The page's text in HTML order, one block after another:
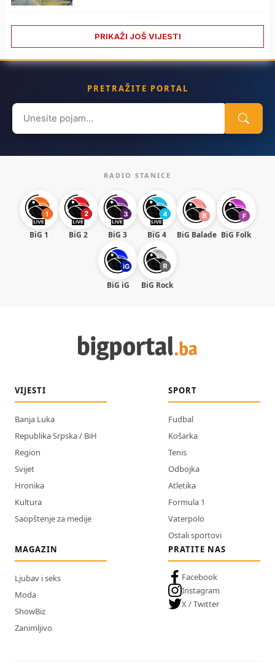
PRIKAŽI JOŠ VIJESTI
PRETRAŽITE PORTAL
Search
for:
RADIO STANICE
BiG 1 BiG 2 BiG 3 BiG 4 BiG Balade BiG Folk
BiG iG BiG Rock
VIJESTI
Banja Luka
Republika Srpska / BiH
Region
Svijet
Hronika
Kultura
Saopštenje za medije
SPORT
Fudbal
Košarka
Tenis
Odbojka
Atletika
Formula 1
Vaterpolo
Ostali sportovi
MAGAZIN
Ljubav i seks
Moda
ShowBiz
Zanimljivo
PRATITE NAS
Facebook
Instagram
X / Twitter